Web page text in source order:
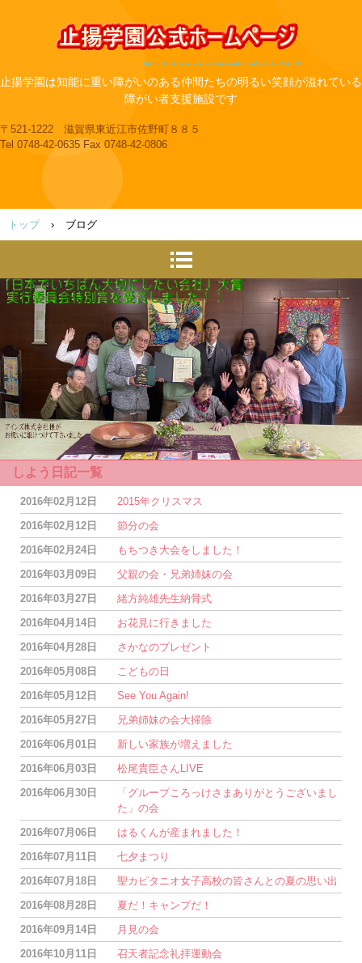
目に見えないものは永遠に続くのである
止揚学園は知能に重い障がいのある仲間たちの明るい笑顔が溢れている
障がい者支援施設です
〒521-1222 滋賀県東近江市佐野町８８５
Tel 0748-42-0635 Fax 0748-42-0806
トップ › ブログ
しよう日記一覧
2016年02月12日
2015年クリスマス
2016年02月12日
節分の会
2016年02月24日
もちつき大会をしました！
2016年03月09日
父親の会・兄弟姉妹の会
2016年03月27日
緒方純雄先生納骨式
2016年04月14日
お花見に行きました
2016年04月28日
さかなのプレゼント
2016年05月08日
こどもの日
2016年05月12日
See You Again!
2016年05月27日
兄弟姉妹の会大掃除
2016年06月01日
新しい家族が増えました
2016年06月03日
松尾貴臣さんLIVE
2016年06月30日
「グループころっけさまありがとうございまし
た」の会
2016年07月06日
はるくんが産まれました！
2016年07月11日
七夕まつり
2016年07月18日
聖カピタニオ女子高校の皆さんとの夏の思い出
2016年08月28日
夏だ！キャンプだ！
2016年09月14日
月見の会
2016年10月11日
召天者記念礼拝運動会